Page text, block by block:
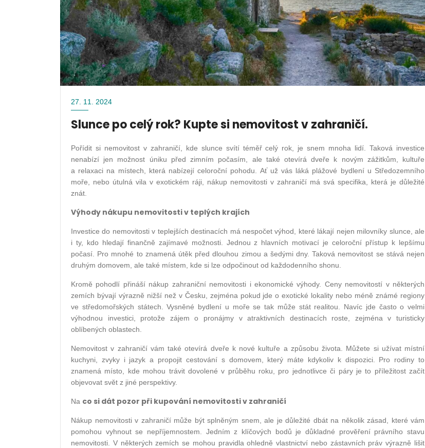
27. 11. 2024
Slunce po celý rok? Kupte si nemovitost v zahraničí.
Pořídit si nemovitost v zahraničí, kde slunce svítí téměř celý rok, je snem mnoha lidí. Taková investice
nenabízí jen možnost úniku před zimním počasím, ale také otevírá dveře k novým zážitkům, kultuře
a relaxaci na místech, která nabízejí celoroční pohodu. Ať už vás láká plážové bydlení u Středozemního
moře, nebo útulná vila v exotickém ráji, nákup nemovitosti v zahraničí má svá specifika, která je důležité
znát.
Výhody nákupu nemovitosti v teplých krajích
Investice do nemovitosti v teplejších destinacích má nespočet výhod, které lákají nejen milovníky slunce, ale
i ty, kdo hledají finančně zajímavé možnosti. Jednou z hlavních motivací je celoroční přístup k lepšímu
počasí. Pro mnohé to znamená útěk před dlouhou zimou a šedými dny. Taková nemovitost se stává nejen
druhým domovem, ale také místem, kde si lze odpočinout od každodenního shonu.
Kromě pohodlí přináší nákup zahraniční nemovitosti i ekonomické výhody. Ceny nemovitostí v některých
zemích bývají výrazně nižší než v Česku, zejména pokud jde o exotické lokality nebo méně známé regiony
ve středomořských státech. Vysněné bydlení u moře se tak může stát realitou. Navíc jde často o velmi
výhodnou investici, protože zájem o pronájmy v atraktivních destinacích roste, zejména v turisticky
oblíbených oblastech.
Nemovitost v zahraničí vám také otevírá dveře k nové kultuře a způsobu života. Můžete si užívat místní
kuchyni, zvyky i jazyk a propojit cestování s domovem, který máte kdykoliv k dispozici. Pro rodiny to
znamená místo, kde mohou trávit dovolené v průběhu roku, pro jednotlivce či páry je to příležitost začít
objevovat svět z jiné perspektivy.
Na co si dát pozor při kupování nemovitosti v zahraničí
Nákup nemovitosti v zahraničí může být splněným snem, ale je důležité dbát na několik zásad, které vám
pomohou vyhnout se nepříjemnostem. Jedním z klíčových bodů je důkladné prověření právního stavu
nemovitosti. V některých zemích se mohou pravidla ohledně vlastnictví nebo zástavních práv výrazně lišit